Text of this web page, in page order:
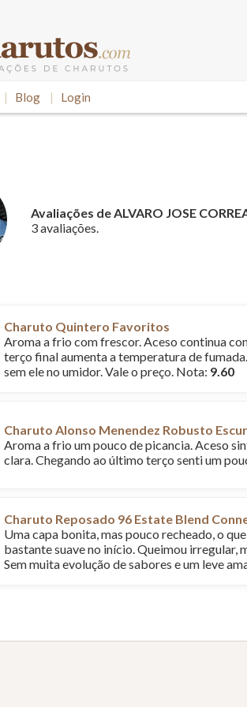
| Blog | Login
Avaliações de ALVARO JOSE
3 avaliações.
Charuto Quintero Favoritos
Aroma a frio com frescor. Aceso continua
terço final aumenta a temperatura de
sem ele no umidor. Vale o preço. Nota: 9.60
Charuto Alonso Menendez Robusto
Aroma a frio um pouco de picancia. Aceso
clara. Chegando ao último terço senti um
Charuto Reposado 96 Estate Blend
Uma capa bonita, mas pouco recheado, o
bastante suave no início. Queimou irregular,
Sem muita evolução de sabores e um leve